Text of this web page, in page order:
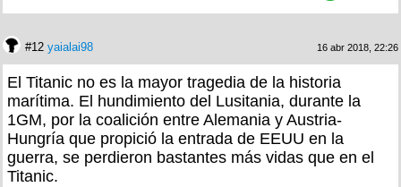
#12 yaialai98 16 abr 2018, 22:26
El Titanic no es la mayor tragedia de la historia
marítima. El hundimiento del Lusitania, durante la
1GM, por la coalición entre Alemania y Austria-
Hungría que propició la entrada de EEUU en la
guerra, se perdieron bastantes más vidas que en el
Titanic.